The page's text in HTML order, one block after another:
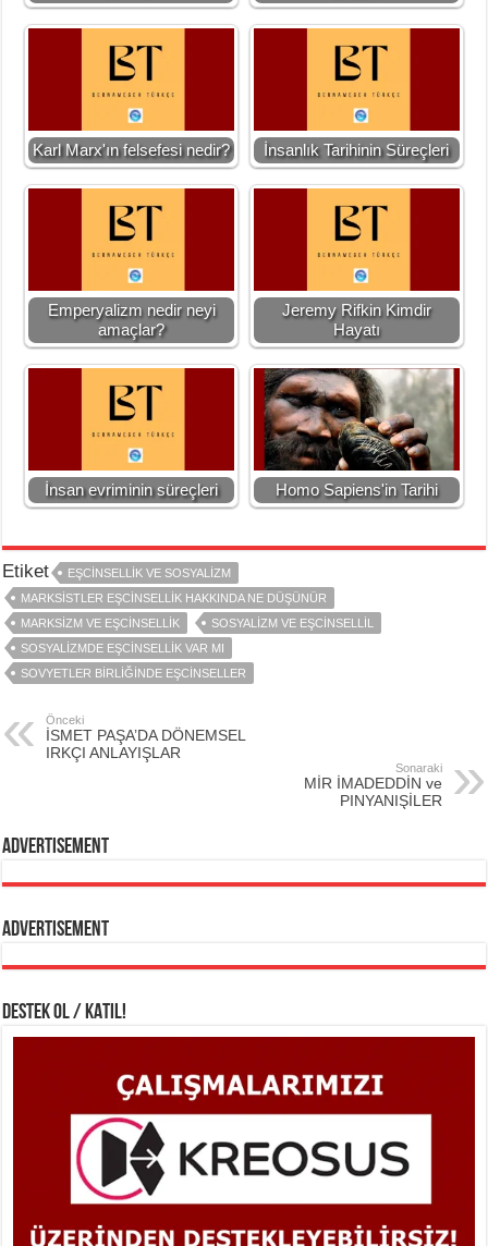
Karl Marx'ın felsefesi nedir? İnsanlık Tarihinin Süreçleri
Emperyalizm nedir neyi
amaçlar?
Jeremy Rifkin Kimdir
Hayatı
İnsan evriminin süreçleri Homo Sapiens'in Tarihi
Etiket
EŞCİNSELLİK VE SOSYALİZM
MARKSİSTLER EŞCİNSELLİK HAKKINDA NE DÜŞÜNÜR
MARKSİZM VE EŞCİNSELLİK
SOSYALİZM VE EŞCİNSELLİL
SOSYALİZMDE EŞCİNSELLİK VAR MI
SOVYETLER BİRLİĞİNDE EŞCİNSELLER
Önceki
İSMET PAŞA’DA DÖNEMSEL
IRKÇI ANLAYIŞLAR
Sonaraki
MİR İMADEDDİN ve
PINYANIŞİLER
Advertisement
Advertisement
DESTEK OL / KATIL!